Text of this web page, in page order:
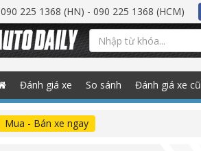
090 225 1368 (HN) - 090 225 1368 (HCM)
Đánh giá xe So sánh Đánh giá xe cũ
Mua - Bán xe ngay